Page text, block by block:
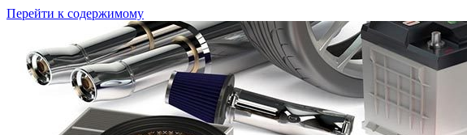
Перейти к содержимому